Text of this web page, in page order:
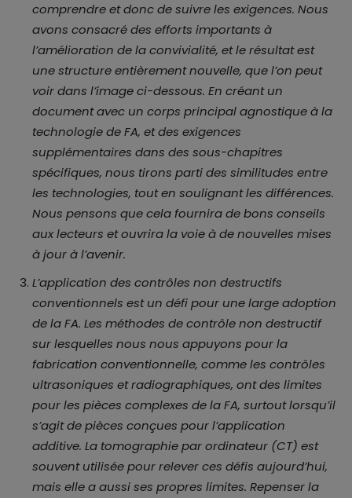
comprendre et donc de suivre les exigences. Nous
avons consacré des efforts importants à
l’amélioration de la convivialité, et le résultat est
une structure entièrement nouvelle, que l’on peut
voir dans l’image ci-dessous. En créant un
document avec un corps principal agnostique à la
technologie de FA, et des exigences
supplémentaires dans des sous-chapitres
spécifiques, nous tirons parti des similitudes entre
les technologies, tout en soulignant les différences.
Nous pensons que cela fournira de bons conseils
aux lecteurs et ouvrira la voie à de nouvelles mises
à jour à l’avenir.
L’application des contrôles non destructifs
conventionnels est un défi pour une large adoption
de la FA. Les méthodes de contrôle non destructif
sur lesquelles nous nous appuyons pour la
fabrication conventionnelle, comme les contrôles
ultrasoniques et radiographiques, ont des limites
pour les pièces complexes de la FA, surtout lorsqu’il
s’agit de pièces conçues pour l’application
additive. La tomographie par ordinateur (CT) est
souvent utilisée pour relever ces défis aujourd’hui,
mais elle a aussi ses propres limites. Repenser la